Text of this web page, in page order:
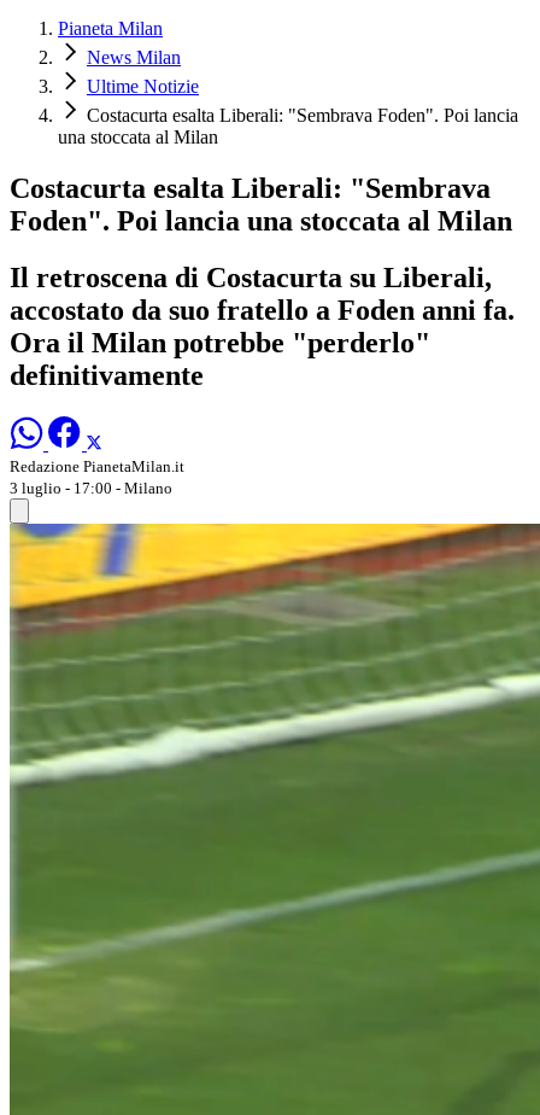
Pianeta Milan
News Milan
Ultime Notizie
Costacurta esalta Liberali: "Sembrava Foden". Poi lancia
una stoccata al Milan
Costacurta esalta Liberali: "Sembrava
Foden". Poi lancia una stoccata al Milan
Il retroscena di Costacurta su Liberali,
accostato da suo fratello a Foden anni fa.
Ora il Milan potrebbe "perderlo"
definitivamente
Redazione PianetaMilan.it
3 luglio - 17:00 - Milano